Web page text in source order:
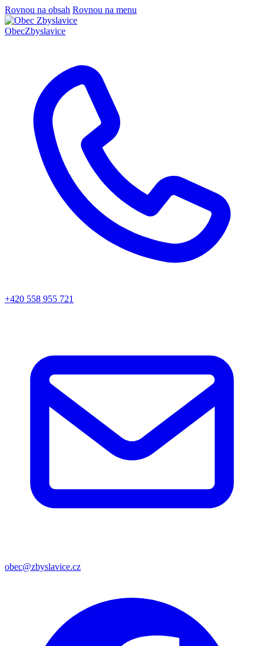
Rovnou na obsah Rovnou na menu
ObecZbyslavice
+420 558 955 721
obec@zbyslavice.cz